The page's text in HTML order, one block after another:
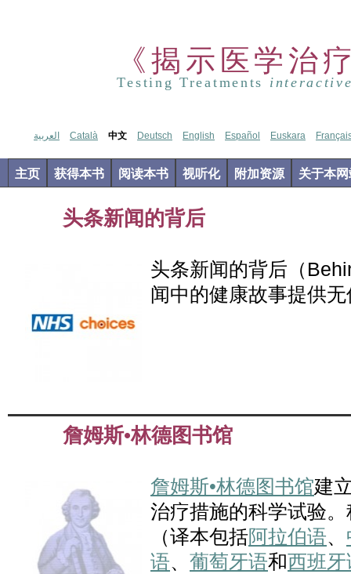
《揭示医学治
Testing Treatments
العربية Català 中文 Deutsch English Español Euskara
主页 获得本书 阅读本书 视听化 附加资源 关于本网
头条新闻的背后
头条新闻的背后（
闻中的健康故事提供
詹姆斯•林德图书馆
詹姆斯•林德图书馆建
治疗措施的科学试验
（译本包括阿拉伯语、
语、 葡萄牙语和西班牙